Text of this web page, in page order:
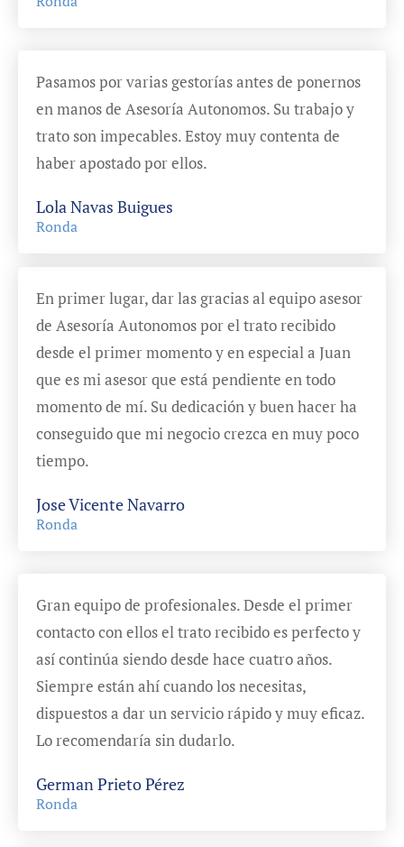
Pasamos por varias gestorías antes de ponernos
en manos de Asesoría Autonomos. Su trabajo y
trato son impecables. Estoy muy contenta de
haber apostado por ellos.
Lola Navas Buigues
Ronda
En primer lugar, dar las gracias al equipo asesor
de Asesoría Autonomos por el trato recibido
desde el primer momento y en especial a Juan
que es mi asesor que está pendiente en todo
momento de mí. Su dedicación y buen hacer ha
conseguido que mi negocio crezca en muy poco
tiempo.
Jose Vicente Navarro
Ronda
Gran equipo de profesionales. Desde el primer
contacto con ellos el trato recibido es perfecto y
así continúa siendo desde hace cuatro años.
Siempre están ahí cuando los necesitas,
dispuestos a dar un servicio rápido y muy eficaz.
Lo recomendaría sin dudarlo.
German Prieto Pérez
Ronda